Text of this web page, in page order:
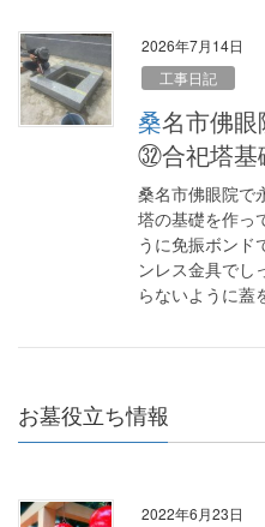
2026年7月14日
工事日記
桑名市佛眼院 永代供養墓工事
㉜合祀塔
桑名市佛眼院で
塔の基礎を作っ
うに免振ボンド
ンレス金具でし
らないように
お墓役立ち情報
2022年6月23日